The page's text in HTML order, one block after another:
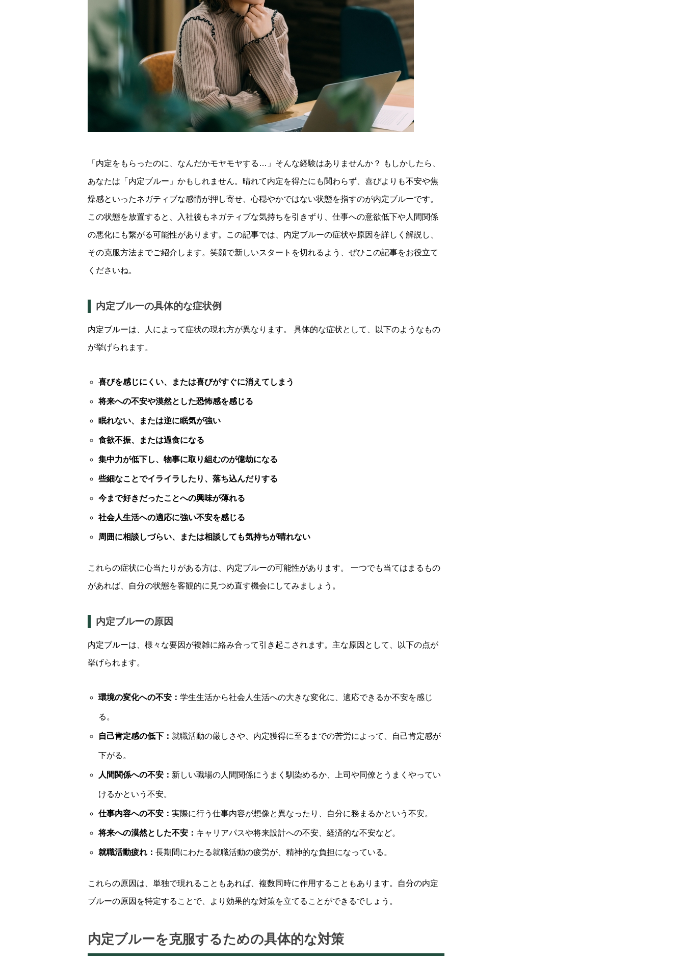
「内定をもらったのに、なんだかモヤモヤする…」そんな経験はありませんか？ もしかしたら、
あなたは「内定ブルー」かもしれません。晴れて内定を得たにも関わらず、喜びよりも不安や焦
燥感といったネガティブな感情が押し寄せ、心穏やかではない状態を指すのが内定ブルーです。
この状態を放置すると、入社後もネガティブな気持ちを引きずり、仕事への意欲低下や人間関係
の悪化にも繋がる可能性があります。この記事では、内定ブルーの症状や原因を詳しく解説し、
その克服方法までご紹介します。笑顔で新しいスタートを切れるよう、ぜひこの記事をお役立て
くださいね。
内定ブルーの具体的な症状例
内定ブルーは、人によって症状の現れ方が異なります。 具体的な症状として、以下のようなもの
が挙げられます。
喜びを感じにくい、または喜びがすぐに消えてしまう
将来への不安や漠然とした恐怖感を感じる
眠れない、または逆に眠気が強い
食欲不振、または過食になる
集中力が低下し、物事に取り組むのが億劫になる
些細なことでイライラしたり、落ち込んだりする
今まで好きだったことへの興味が薄れる
社会人生活への適応に強い不安を感じる
周囲に相談しづらい、または相談しても気持ちが晴れない
これらの症状に心当たりがある方は、内定ブルーの可能性があります。 一つでも当てはまるもの
があれば、自分の状態を客観的に見つめ直す機会にしてみましょう。
内定ブルーの原因
内定ブルーは、様々な要因が複雑に絡み合って引き起こされます。主な原因として、以下の点が
挙げられます。
環境の変化への不安： 学生生活から社会人生活への大きな変化に、適応できるか不安を感じ
る。
自己肯定感の低下： 就職活動の厳しさや、内定獲得に至るまでの苦労によって、自己肯定感が
下がる。
人間関係への不安： 新しい職場の人間関係にうまく馴染めるか、上司や同僚とうまくやってい
けるかという不安。
仕事内容への不安： 実際に行う仕事内容が想像と異なったり、自分に務まるかという不安。
将来への漠然とした不安： キャリアパスや将来設計への不安、経済的な不安など。
就職活動疲れ： 長期間にわたる就職活動の疲労が、精神的な負担になっている。
これらの原因は、単独で現れることもあれば、複数同時に作用することもあります。自分の内定
ブルーの原因を特定することで、より効果的な対策を立てることができるでしょう。
内定ブルーを克服するための具体的な対策